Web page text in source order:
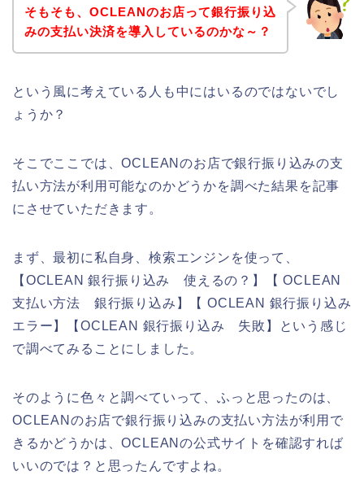
そもそも、OCLEANのお店って銀行振り込
みの支払い決済を導入しているのかな～？
という風に考えている人も中にはいるのではないでし
ょうか？
そこでここでは、OCLEANのお店で銀行振り込みの支
払い方法が利用可能なのかどうかを調べた結果を記事
にさせていただきます。
まず、最初に私自身、検索エンジンを使って、
【OCLEAN 銀行振り込み 使えるの？】【 OCLEAN
支払い方法 銀行振り込み】【 OCLEAN 銀行振り込み
エラー】【OCLEAN 銀行振り込み 失敗】という感じ
で調べてみることにしました。
そのように色々と調べていって、ふっと思ったのは、
OCLEANのお店で銀行振り込みの支払い方法が利用で
きるかどうかは、OCLEANの公式サイトを確認すれば
いいのでは？と思ったんですよね。